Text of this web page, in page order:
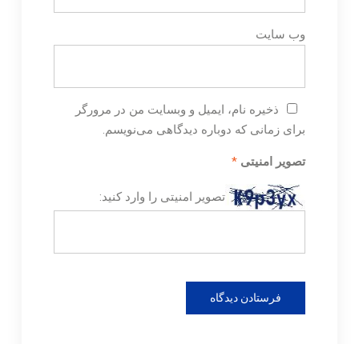
وب‌ سایت
ذخیره نام، ایمیل و وبسایت من در مرورگر
برای زمانی که دوباره دیدگاهی می‌نویسم.
تصویر امنیتی *
تصویر امنیتی را وارد کنید: